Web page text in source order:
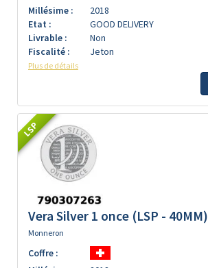
Millésime :
2018
Etat :
GOOD DELIVERY
Livrable :
Non
Fiscalité :
Jeton
Plus de détails
LSP
Vera Silver 1 once (LSP - 40MM)
Monneron
Coffre :